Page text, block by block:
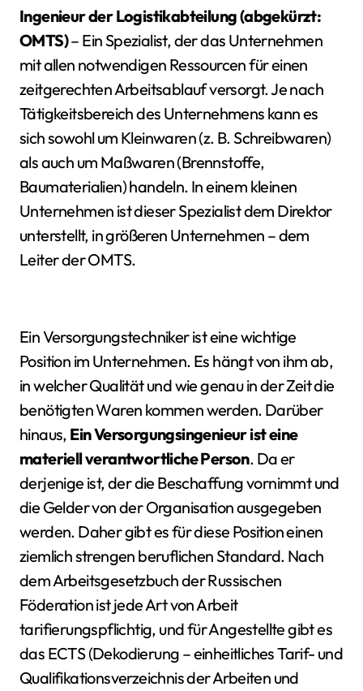
Ingenieur der Logistikabteilung (abgekürzt:
OMTS)– Ein Spezialist, der das Unternehmen
mit allen notwendigen Ressourcen für einen
zeitgerechten Arbeitsablauf versorgt. Je nach
Tätigkeitsbereich des Unternehmens kann es
sich sowohl um Kleinwaren (z. B. Schreibwaren)
als auch um Maßwaren (Brennstoffe,
Baumaterialien) handeln. In einem kleinen
Unternehmen ist dieser Spezialist dem Direktor
unterstellt, in größeren Unternehmen – dem
Leiter der OMTS.
Ein Versorgungstechniker ist eine wichtige
Position im Unternehmen. Es hängt von ihm ab,
in welcher Qualität und wie genau in der Zeit die
benötigten Waren kommen werden. Darüber
hinaus, Ein Versorgungsingenieur ist eine
materiell verantwortliche Person. Da er
derjenige ist, der die Beschaffung vornimmt und
die Gelder von der Organisation ausgegeben
werden. Daher gibt es für diese Position einen
ziemlich strengen beruflichen Standard. Nach
dem Arbeitsgesetzbuch der Russischen
Föderation ist jede Art von Arbeit
tarifierungspflichtig, und für Angestellte gibt es
das ECTS (Dekodierung – einheitliches Tarif- und
Qualifikationsverzeichnis der Arbeiten und